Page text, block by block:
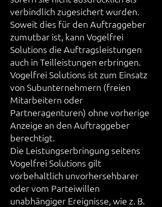
verbindlich zugesichert wurden.
Soweit dies für den Auftraggeber
zumutbar ist, kann Vogelfrei
Solutions die Auftragsleistungen
auch in Teilleistungen erbringen.
Vogelfrei Solutions ist zum Einsatz
von Subunternehmern (freien
Mitarbeitern oder
Partneragenturen) ohne vorherige
Anzeige an den Auftraggeber
berechtigt.
Die Leistungserbringung seitens
Vogelfrei Solutions gilt
vorbehaltlich unvorhersehbarer
oder vom Parteiwillen
unabhängiger Ereignisse, wie z. B.